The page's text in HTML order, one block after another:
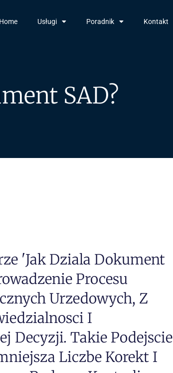
Home Usługi Poradnik Kontakt
SAD?
'jak Dziala Dokument
Procesu
Urzedowych, Z
I
Decyzji. Takie Podejscie
Liczbe Korekt I